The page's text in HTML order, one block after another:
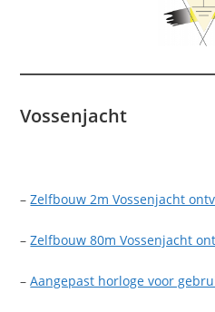
Vossenjacht
–Zelfbouw 2m Vossenjacht
–Zelfbouw 80m Vossenjacht
–Aangepast horloge voor